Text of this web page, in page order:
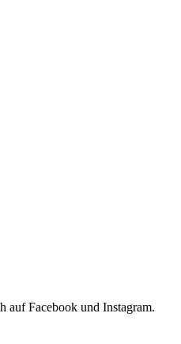
auf Facebook und Instagram.